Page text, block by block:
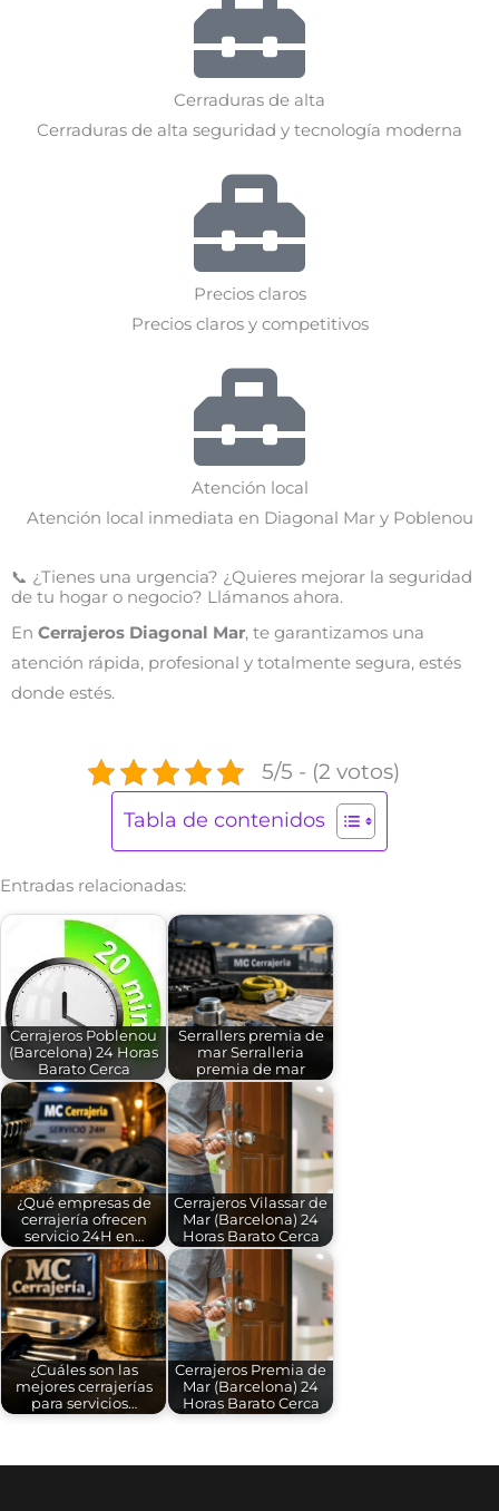
Cerraduras de alta
Cerraduras de alta seguridad y tecnología moderna
Precios claros
Precios claros y competitivos
Atención local
Atención local inmediata en Diagonal Mar y Poblenou
📞 ¿Tienes una urgencia? ¿Quieres mejorar la seguridad
de tu hogar o negocio? Llámanos ahora.
En Cerrajeros Diagonal Mar, te garantizamos una
atención rápida, profesional y totalmente segura, estés
donde estés.
5/5 - (2 votos)
Tabla de contenidos
Entradas relacionadas:
Cerrajeros Poblenou
(Barcelona) 24 Horas
Barato Cerca
Serrallers premia de
mar Serralleria
premia de mar
¿Qué empresas de
cerrajería ofrecen
servicio 24H en…
Cerrajeros Vilassar de
Mar (Barcelona) 24
Horas Barato Cerca
¿Cuáles son las
mejores cerrajerías
para servicios…
Cerrajeros Premia de
Mar (Barcelona) 24
Horas Barato Cerca